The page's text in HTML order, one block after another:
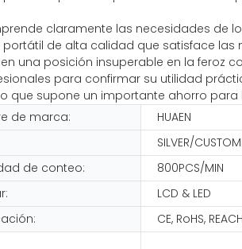
claramente las necesidades de
de alta calidad que satisface las
una posición insuperable en la feroz
para confirmar su utilidad
que supone un importante ahorro para
de marca:
HUAEN
SILVER/
de conteo:
800PCS/MIN
LCD & LED
CE, RoHS, REACH